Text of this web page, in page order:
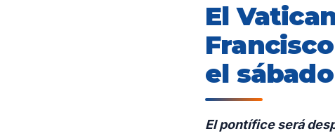
El
el sábado
El pontífice será